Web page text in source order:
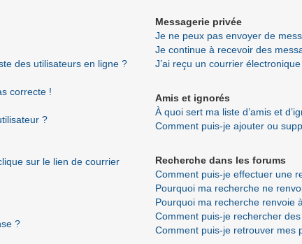
des utilisateurs en ligne ?
correcte !
?
sur le lien de courrier
?
Messagerie privée
Je ne peux pas envoyer de
Je continue à recevoir des
J’ai reçu un courrier
Amis et ignorés
À quoi sert ma liste d’amis et
Comment puis-je ajouter ou
Recherche dans les forums
Comment puis-je effectuer une
Pourquoi ma recherche ne
Pourquoi ma recherche renvoie
Comment puis-je rechercher
Comment puis-je retrouver mes